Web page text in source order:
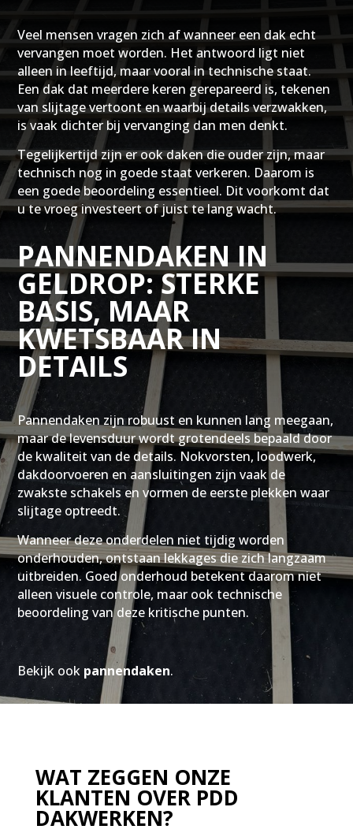
Veel mensen vragen zich af wanneer een dak echt
vervangen moet worden. Het antwoord ligt niet
alleen in leeftijd, maar vooral in technische staat.
Een dak dat meerdere keren gerepareerd is, tekenen
van slijtage vertoont en waarbij details verzwakken,
is vaak dichter bij vervanging dan men denkt.
Tegelijkertijd zijn er ook daken die ouder zijn, maar
technisch nog in goede staat verkeren. Daarom is
een goede beoordeling essentieel. Dit voorkomt dat
u te vroeg investeert of juist te lang wacht.
PANNENDAKEN IN
GELDROP: STERKE
BASIS, MAAR
KWETSBAAR IN
DETAILS
Pannendaken zijn robuust en kunnen lang meegaan,
maar de levensduur wordt grotendeels bepaald door
de kwaliteit van de details. Nokvorsten, loodwerk,
dakdoorvoeren en aansluitingen zijn vaak de
zwakste schakels en vormen de eerste plekken waar
slijtage optreedt.
Wanneer deze onderdelen niet tijdig worden
onderhouden, ontstaan lekkages die zich langzaam
uitbreiden. Goed onderhoud betekent daarom niet
alleen visuele controle, maar ook technische
beoordeling van deze kritische punten.
Bekijk ook pannendaken.
WAT ZEGGEN ONZE
KLANTEN OVER PDD
DAKWERKEN?